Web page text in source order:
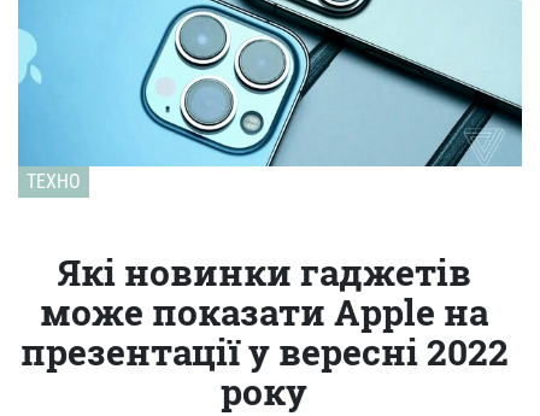
ТЕХНО
Які новинки гаджетів
може показати Apple на
презентації у вересні 2022
року